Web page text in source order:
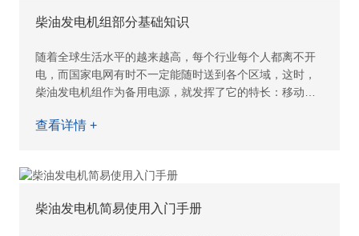
柴油发电机组部分基础知识
随着全球生活水平的越来越高，每个行业每个人都离不开
电，而国家电网有时不一定能随时送到各个区域，这时，
柴油发电机组作为备用电源，就发挥了它的特长：移动方
作用。
查看详情 +
柴油发电机简易使用入门手册